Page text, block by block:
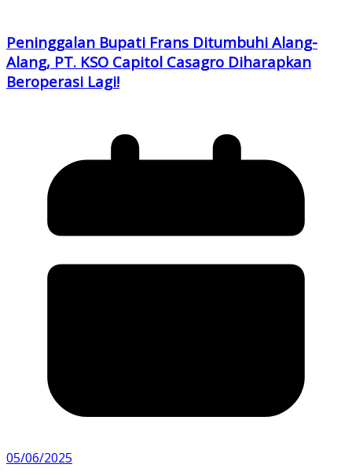
Peninggalan Bupati Frans Ditumbuhi Alang-
Alang, PT. KSO Capitol Casagro Diharapkan
Beroperasi Lagi!
05/06/2025